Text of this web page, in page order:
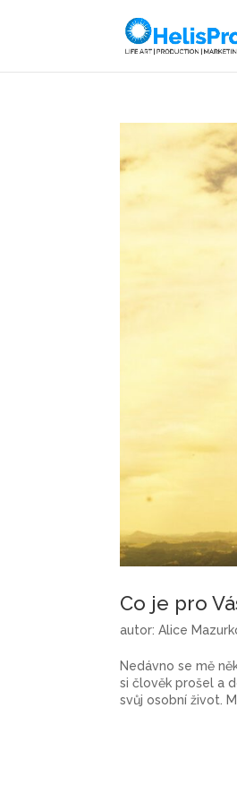
Co je pro
autor:Alice
Nedávno se mě
si člověk prošel a
svůj osobní život.